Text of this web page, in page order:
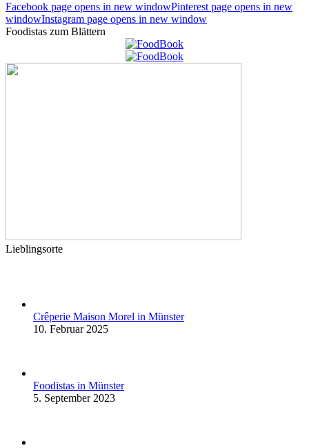
Facebook page opens in new windowPinterest page opens in new
windowInstagram page opens in new window
Foodistas zum Blättern
Lieblingsorte
Crêperie Maison Morel in Münster
10. Februar 2025
Foodistas in Münster
5. September 2023